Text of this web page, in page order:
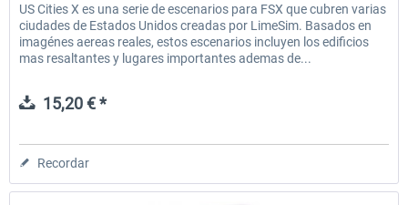
US Cities X es una serie de escenarios para FSX que cubren varias
ciudades de Estados Unidos creadas por LimeSim. Basados en
imagénes aereas reales, estos escenarios incluyen los edificios
mas resaltantes y lugares importantes ademas de...
15,20 € *
Recordar